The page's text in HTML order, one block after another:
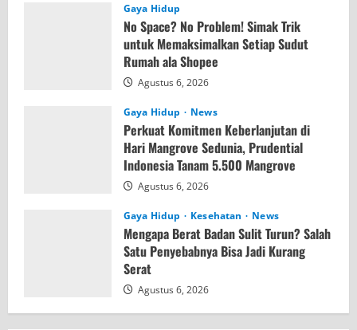
Gaya Hidup
No Space? No Problem! Simak Trik
untuk Memaksimalkan Setiap Sudut
Rumah ala Shopee
Agustus 6, 2026
Gaya Hidup News
Perkuat Komitmen Keberlanjutan di
Hari Mangrove Sedunia, Prudential
Indonesia Tanam 5.500 Mangrove
Agustus 6, 2026
Gaya Hidup Kesehatan News
Mengapa Berat Badan Sulit Turun? Salah
Satu Penyebabnya Bisa Jadi Kurang
Serat
Agustus 6, 2026